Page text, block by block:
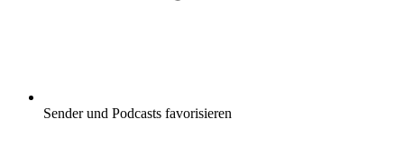
Sender und Podcasts favorisieren